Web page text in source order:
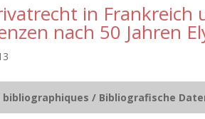
in Frankreich
nach 50 Jahren
bibliographiques / Bibliografische